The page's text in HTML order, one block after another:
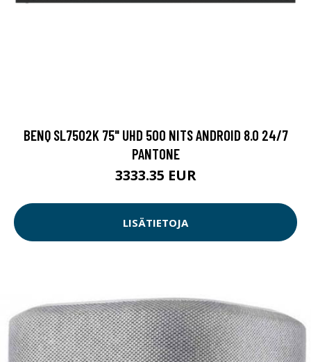
BENQ SL7502K 75" UHD 500 NITS ANDROID 8.0 24/7
PANTONE
3333.35 EUR
LISÄTIETOJA